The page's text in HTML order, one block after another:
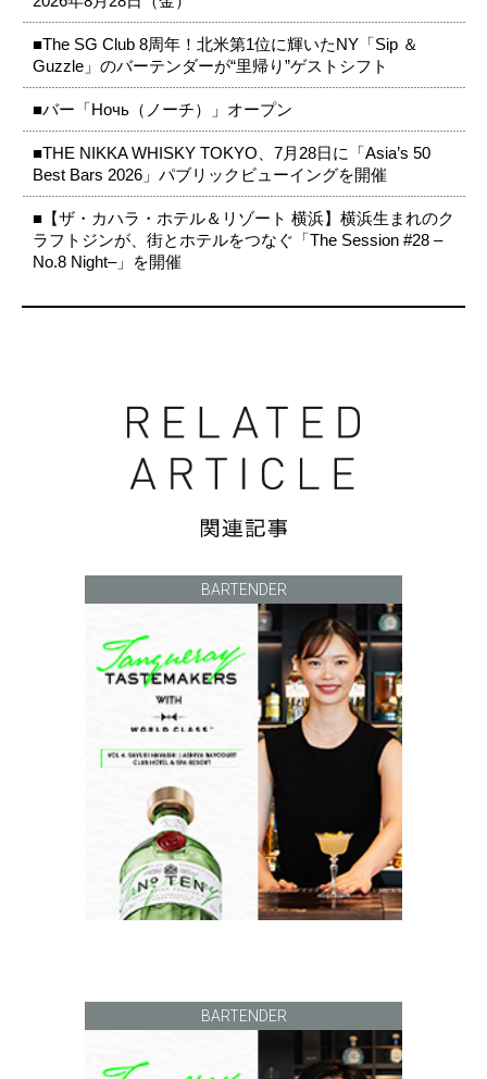
■The SG Club 8周年！北米第1位に輝いたNY「Sip ＆
Guzzle」のバーテンダーが“里帰り”ゲストシフト
■バー「Ночь（ノーチ）」オープン
■THE NIKKA WHISKY TOKYO、7月28日に「Asia’s 50
Best Bars 2026」パブリックビューイングを開催
■【ザ・カハラ・ホテル＆リゾート 横浜】横浜生まれのク
ラフトジンが、街とホテルをつなぐ「The Session #28 –
No.8 Night–」を開催
BARTENDER
BARTENDER